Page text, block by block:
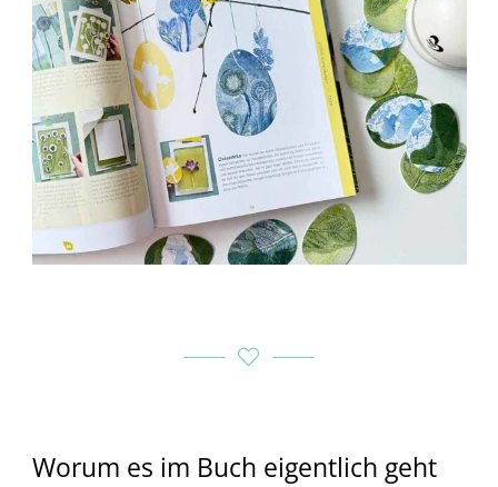
Worum es im Buch eigentlich geht